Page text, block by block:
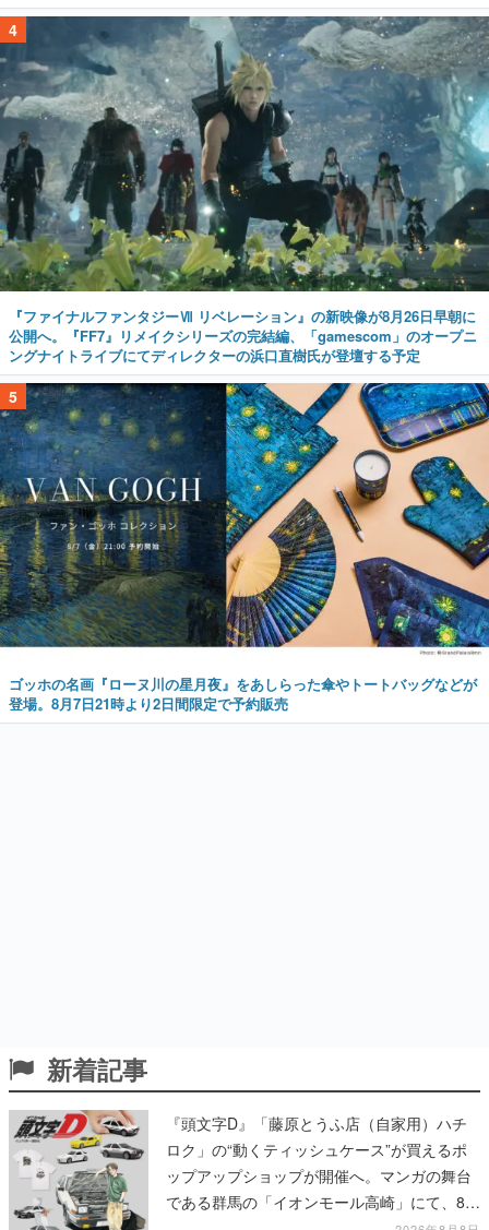
4
『ファイナルファンタジーⅦ リベレーション』の新映像が8月26日早朝に
公開へ。『FF7』リメイクシリーズの完結編、「gamescom」のオープニ
ングナイトライブにてディレクターの浜口直樹氏が登壇する予定
5
ゴッホの名画『ローヌ川の星月夜』をあしらった傘やトートバッグなどが
登場。8月7日21時より2日間限定で予約販売
新着記事
『頭文字D』「藤原とうふ店（自家用）ハチ
ロク」の“動くティッシュケース”が買えるポ
ップアップショップが開催へ。マンガの舞台
である群馬の「イオンモール高崎」にて、8月